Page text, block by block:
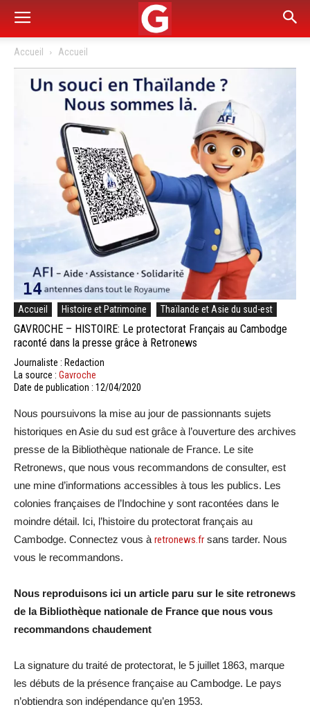
Accueil Accueil
Accueil Histoire et Patrimoine Thaïlande et Asie du sud-est
GAVROCHE – HISTOIRE: Le protectorat Français au Cambodge
raconté dans la presse grâce à Retronews
Journaliste : Redaction
La source : Gavroche
Date de publication : 12/04/2020
Nous poursuivons la mise au jour de passionnants sujets
historiques en Asie du sud est grâce à l’ouverture des archives
presse de la Bibliothèque nationale de France. Le site
Retronews, que nous vous recommandons de consulter, est
une mine d’informations accessibles à tous les publics. Les
colonies françaises de l’Indochine y sont racontées dans le
moindre détail. Ici, l’histoire du protectorat français au
Cambodge. Connectez vous à retronews.fr sans tarder. Nous
vous le recommandons.
Nous reproduisons ici un article paru sur le site retronews
de la Bibliothèque nationale de France que nous vous
recommandons chaudement
La signature du traité de protectorat, le 5 juillet 1863, marque
les débuts de la présence française au Cambodge. Le pays
n’obtiendra son indépendance qu’en 1953.